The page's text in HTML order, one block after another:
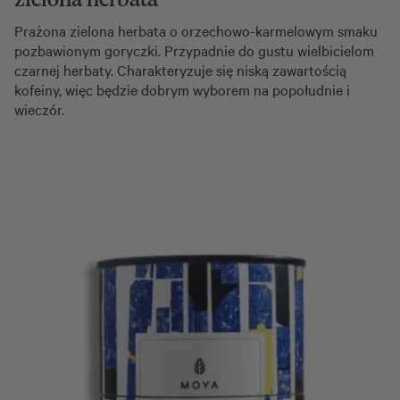
Prażona zielona herbata o orzechowo-karmelowym smaku
pozbawionym goryczki. Przypadnie do gustu wielbicielom
czarnej herbaty. Charakteryzuje się niską zawartością
kofeiny, więc będzie dobrym wyborem na popołudnie i
wieczór.